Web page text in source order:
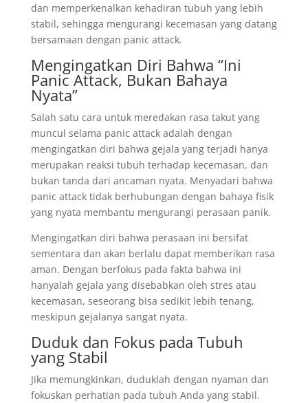
dan memperkenalkan kehadiran tubuh yang lebih
stabil, sehingga mengurangi kecemasan yang datang
bersamaan dengan panic attack.
Mengingatkan Diri Bahwa “Ini
Panic Attack, Bukan Bahaya
Nyata”
Salah satu cara untuk meredakan rasa takut yang
muncul selama panic attack adalah dengan
mengingatkan diri bahwa gejala yang terjadi hanya
merupakan reaksi tubuh terhadap kecemasan, dan
bukan tanda dari ancaman nyata. Menyadari bahwa
panic attack tidak berhubungan dengan bahaya fisik
yang nyata membantu mengurangi perasaan panik.
Mengingatkan diri bahwa perasaan ini bersifat
sementara dan akan berlalu dapat memberikan rasa
aman. Dengan berfokus pada fakta bahwa ini
hanyalah gejala yang disebabkan oleh stres atau
kecemasan, seseorang bisa sedikit lebih tenang,
meskipun gejalanya sangat nyata.
Duduk dan Fokus pada Tubuh
yang Stabil
Jika memungkinkan, duduklah dengan nyaman dan
fokuskan perhatian pada tubuh Anda yang stabil.